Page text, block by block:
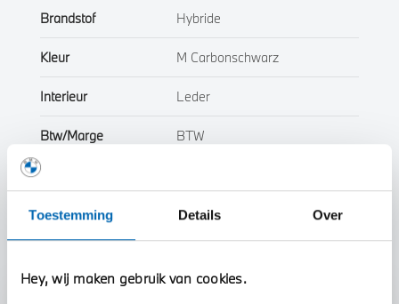
Toestemming Details Over
Hey, wij maken gebruik van cookies.
Brandstof Hybride
Kleur M Carbonschwarz
Interieur Leder
Btw/Marge BTW